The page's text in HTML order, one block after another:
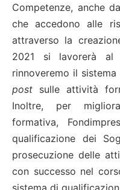
Competenze, anche
che accedono alle
attraverso la
2021 si lavorerà al
rinnoveremo il
post sulle attività
Inoltre, per
formativa,
qualificazione dei
prosecuzione delle
con successo nel
sistema di